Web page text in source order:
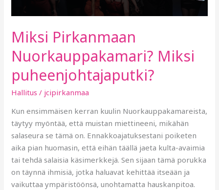
Miksi Pirkanmaan
Nuorkauppakamari? Miksi
puheenjohtajaputki?
Hallitus / jcipirkanmaa
Kun ensimmäisen kerran kuulin Nuorkauppakamareista,
täytyy myöntää, että muistan miettineeni, mikähän
salaseura se tämä on. Ennakkoajatuksestani poiketen
aika pian huomasin, että eihän täällä jaeta kulta-avaimia
tai tehdä salaisia käsimerkkejä. Sen sijaan tämä porukka
on täynnä ihmisiä, jotka haluavat kehittää itseään ja
vaikuttaa ympäristöönsä, unohtamatta hauskanpitoa.